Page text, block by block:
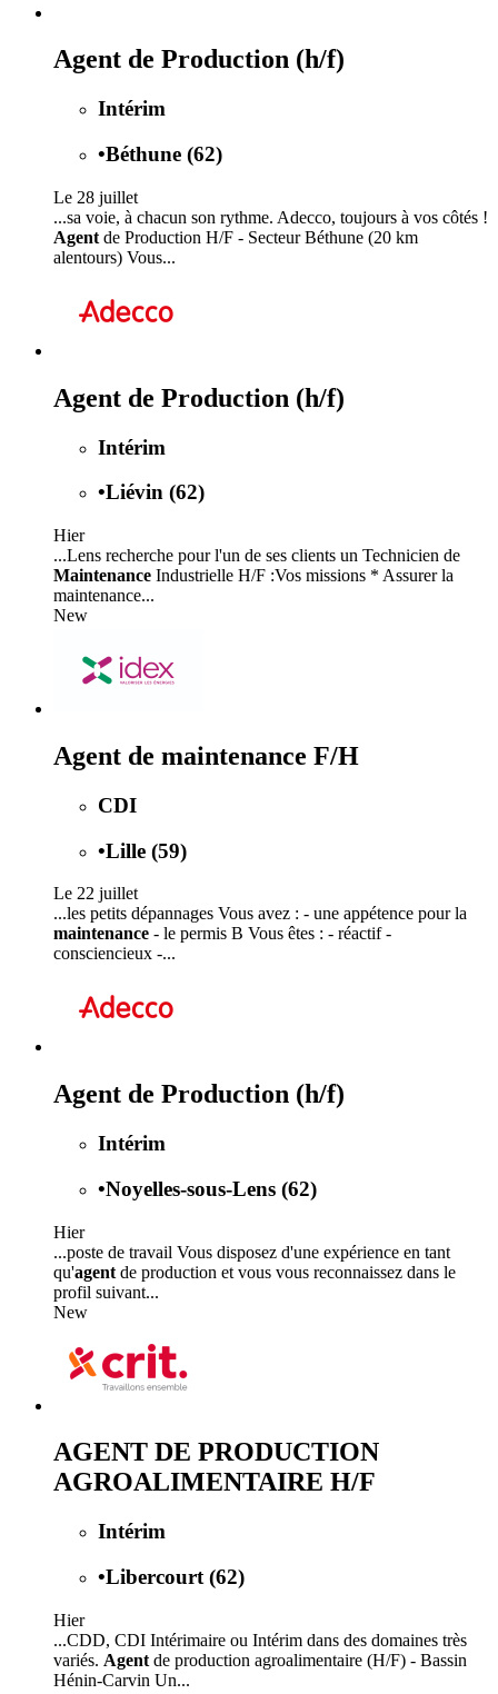
Agent de Production (h/f)
Intérim
•Béthune (62)
Le 28 juillet
...sa voie, à chacun son rythme. Adecco, toujours à vos côtés !
Agent de Production H/F - Secteur Béthune (20 km
alentours) Vous...
Agent de Production (h/f)
Intérim
•Liévin (62)
Hier
...Lens recherche pour l'un de ses clients un Technicien de
Maintenance Industrielle H/F :Vos missions * Assurer la
maintenance...
New
Agent de maintenance F/H
CDI
•Lille (59)
Le 22 juillet
...les petits dépannages Vous avez : - une appétence pour la
maintenance - le permis B Vous êtes : - réactif -
consciencieux -...
Agent de Production (h/f)
Intérim
•Noyelles-sous-Lens (62)
Hier
...poste de travail Vous disposez d'une expérience en tant
qu'agent de production et vous vous reconnaissez dans le
profil suivant...
New
AGENT DE PRODUCTION
AGROALIMENTAIRE H/F
Intérim
•Libercourt (62)
Hier
...CDD, CDI Intérimaire ou Intérim dans des domaines très
variés. Agent de production agroalimentaire (H/F) - Bassin
Hénin-Carvin Un...